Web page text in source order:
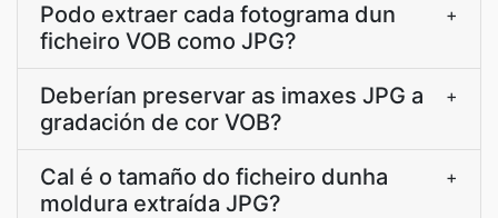
Podo extraer cada fotograma dun
ficheiro VOB como JPG?
+
Deberían preservar as imaxes JPG a
gradación de cor VOB?
+
Cal é o tamaño do ficheiro dunha
moldura extraída JPG?
+